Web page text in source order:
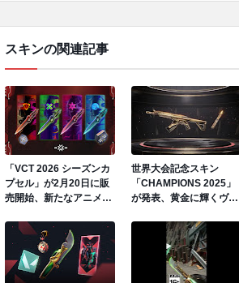
スキンの関連記事
「VCT 2026 シーズンカ
プセル」が2月20日に販
売開始、新たなアニメー
ちのナイフが登場
世界大会記念スキン
「CHAMPIONS 2025」
が発表、黄金に輝くヴァ
フ・フレックスが登場、
今年も様々なギミックが